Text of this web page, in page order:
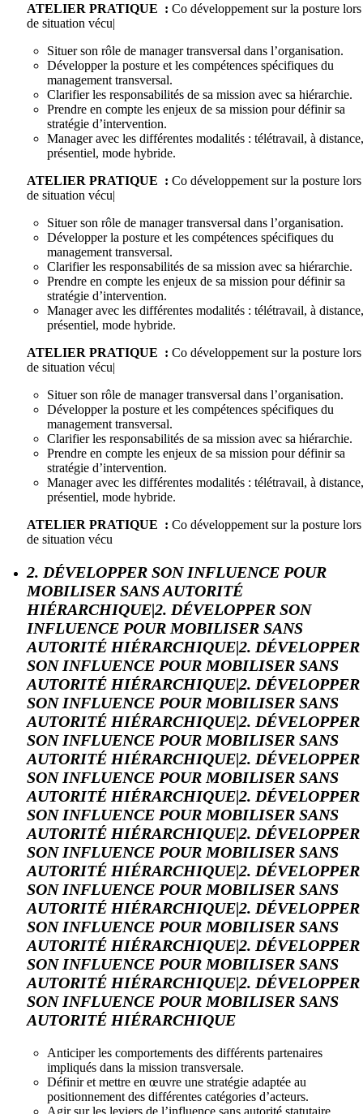
ATELIER PRATIQUE : Co développement sur la posture lors
de situation vécu|
Situer son rôle de manager transversal dans l’organisation.
Développer la posture et les compétences spécifiques du
management transversal.
Clarifier les responsabilités de sa mission avec sa hiérarchie.
Prendre en compte les enjeux de sa mission pour définir sa
stratégie d’intervention.
Manager avec les différentes modalités : télétravail, à distance,
présentiel, mode hybride.
ATELIER PRATIQUE : Co développement sur la posture lors
de situation vécu|
Situer son rôle de manager transversal dans l’organisation.
Développer la posture et les compétences spécifiques du
management transversal.
Clarifier les responsabilités de sa mission avec sa hiérarchie.
Prendre en compte les enjeux de sa mission pour définir sa
stratégie d’intervention.
Manager avec les différentes modalités : télétravail, à distance,
présentiel, mode hybride.
ATELIER PRATIQUE : Co développement sur la posture lors
de situation vécu|
Situer son rôle de manager transversal dans l’organisation.
Développer la posture et les compétences spécifiques du
management transversal.
Clarifier les responsabilités de sa mission avec sa hiérarchie.
Prendre en compte les enjeux de sa mission pour définir sa
stratégie d’intervention.
Manager avec les différentes modalités : télétravail, à distance,
présentiel, mode hybride.
ATELIER PRATIQUE : Co développement sur la posture lors
de situation vécu
2. DÉVELOPPER SON INFLUENCE POUR
MOBILISER SANS AUTORITÉ
HIÉRARCHIQUE|2. DÉVELOPPER SON
INFLUENCE POUR MOBILISER SANS
AUTORITÉ HIÉRARCHIQUE|2. DÉVELOPPER
SON INFLUENCE POUR MOBILISER SANS
AUTORITÉ HIÉRARCHIQUE|2. DÉVELOPPER
SON INFLUENCE POUR MOBILISER SANS
AUTORITÉ HIÉRARCHIQUE|2. DÉVELOPPER
SON INFLUENCE POUR MOBILISER SANS
AUTORITÉ HIÉRARCHIQUE|2. DÉVELOPPER
SON INFLUENCE POUR MOBILISER SANS
AUTORITÉ HIÉRARCHIQUE|2. DÉVELOPPER
SON INFLUENCE POUR MOBILISER SANS
AUTORITÉ HIÉRARCHIQUE|2. DÉVELOPPER
SON INFLUENCE POUR MOBILISER SANS
AUTORITÉ HIÉRARCHIQUE|2. DÉVELOPPER
SON INFLUENCE POUR MOBILISER SANS
AUTORITÉ HIÉRARCHIQUE|2. DÉVELOPPER
SON INFLUENCE POUR MOBILISER SANS
AUTORITÉ HIÉRARCHIQUE|2. DÉVELOPPER
SON INFLUENCE POUR MOBILISER SANS
AUTORITÉ HIÉRARCHIQUE|2. DÉVELOPPER
SON INFLUENCE POUR MOBILISER SANS
AUTORITÉ HIÉRARCHIQUE
Anticiper les comportements des différents partenaires
impliqués dans la mission transversale.
Définir et mettre en œuvre une stratégie adaptée au
positionnement des différentes catégories d’acteurs.
Agir sur les leviers de l’influence sans autorité statutaire.